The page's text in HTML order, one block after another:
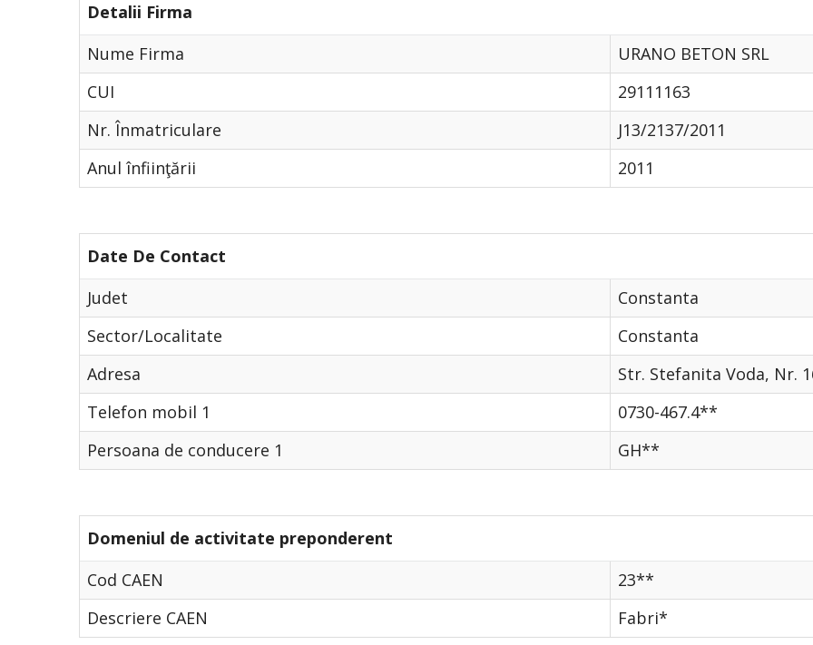
Detalii Firma
Nume Firma
URANO BETON SRL
CUI
29111163
Nr. Înmatriculare
J13/2137/2011
Anul înfiinţării
2011
Date De Contact
Judet
Constanta
Sector/Localitate
Constanta
Adresa
Str. Stefanita Voda, Nr.
Telefon mobil 1
0730-467.4**
Persoana de conducere 1
GH**
Domeniul de activitate preponderent
Cod CAEN
23**
Descriere CAEN
Fabri*